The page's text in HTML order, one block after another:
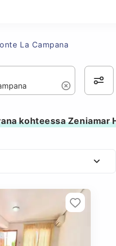
La Campana
kohteessa Zeniamar